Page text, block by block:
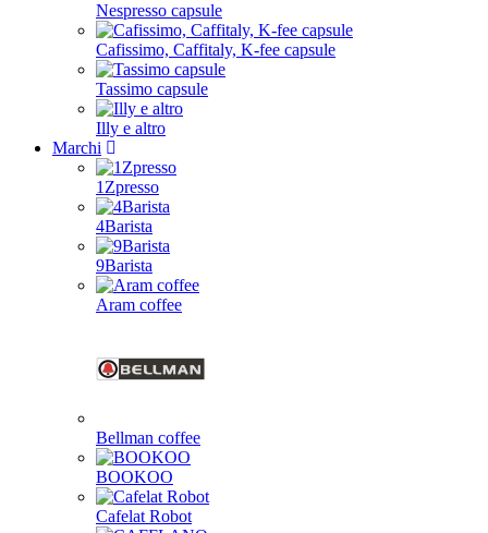
Nespresso capsule
Cafissimo, Caffitaly, K-fee capsule
Tassimo capsule
Illy e altro
Marchi
1Zpresso
4Barista
9Barista
Aram coffee
Bellman coffee
BOOKOO
Cafelat Robot